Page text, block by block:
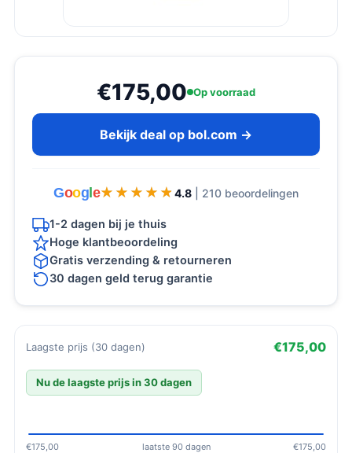
€175,00 Op voorraad
Bekijk deal op bol.com →
Goog e★★★★★
★★★★★ 4.8 | 210 beoordelingen
1-2 dagen bij je thuis
Hoge klantbeoordeling
Gratis verzending & retourneren
30 dagen geld terug garantie
Laagste prijs (30 dagen) €175,00
Nu de laagste prijs in 30 dagen
€175,00 laatste 90 dagen €175,00